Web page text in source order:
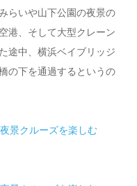
らいや山下公園の夜景の
港、そして大型クレーン
途中、横浜ベイブリッジ
の下を通過するというの